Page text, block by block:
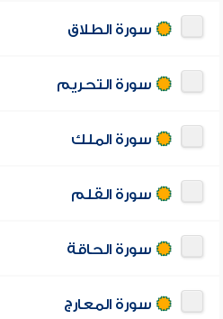
سورة الطلاق
سورة التحريم
سورة الملك
سورة القلم
سورة الحاقة
سورة المعارج